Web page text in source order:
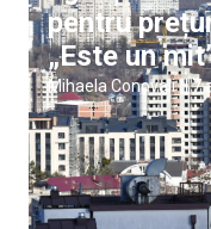
pentru
„Este un
Mihaela Conovali |7